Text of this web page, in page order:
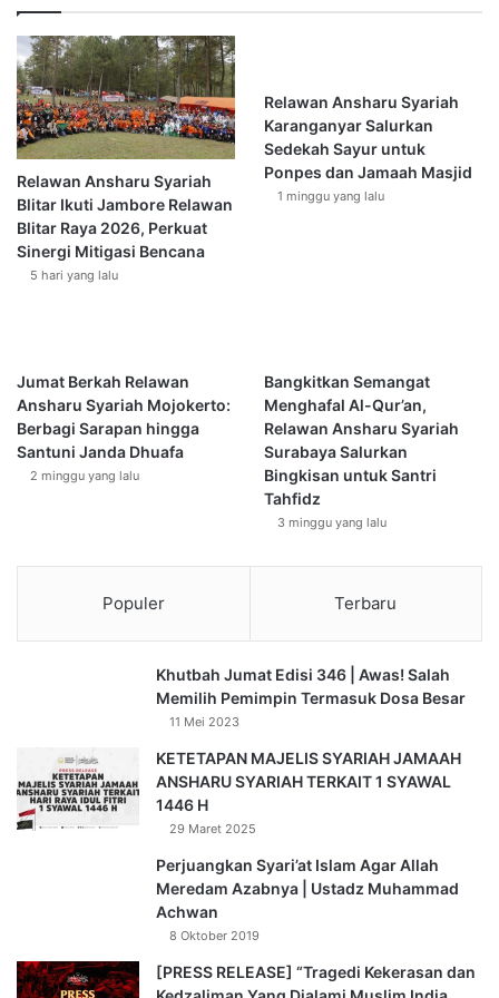
memabukkan yang bisa merusak kesehatan manusia.
Namun alasan kesehatan akan kehilangan relevansi kalau
khamar diminum oleh orang atau masyarakat di daerah
yang mempunyai cuaca yang sangat dingin seperti di
daerah Eskimo, misalnya.
Hal yang sama berlaku terhadap daging babi. Kalau dahulu
orang mencari sebab-sebab keharaman babi lebih karena
mengandung cacing pita yang bisa mengganggu
kesehatan, tetapi dengan perkembangan teknologi
mutakhir cacing pita bisa dihilangkan dengan metode
Dalam ajaran Islam, keharaman dan kehalalan sesuatu
secara substansi merupakan otoritas mutlak yang dipunyai
AllahSubhanahu wa Taala
yang tidak boleh diotak atik akal
manusia yang terbatas. Manusia hanya boleh menduga-
duga maksud hakiki dari syari (Allah) tanpa harus
menyebutkan sebuah ketentuan: Janganlah kamu tanyakan
apa yang ditetapkan oleh Allah.
oleh Allah, baik berupa perintah maupun larangan.
Kekuatan iman seseorang menjadi penentu terhadap
mengharamkan sesuatu secara substansi (zat)nya, maka
bagi orang beriman seharusnya tidak bertanya, Mengapa
Allah mengharamkan ini?
Hal ini disebabkan apa yang disyariatkan Allah kepada
manusia adalah untuk kebaikan manusia itu sendiri. Maka
dari itu, kalau manusia melanggar hukum Allah, pasti akan
mendapatkan dampak negatif dari pelanggarannya itu.
m
a
t
a
d
i
B
a
Relawan Ansharu Syariah
Blitar Ikuti Jambore Relawan
Blitar Raya 2026, Perkuat
Sinergi Mitigasi Bencana
5 hari yang lalu
Relawan Ansharu Syariah
Karanganyar Salurkan
Sedekah Sayur untuk
Ponpes dan Jamaah Masjid
1 minggu yang lalu
Jumat Berkah Relawan
Ansharu Syariah Mojokerto:
Berbagi Sarapan hingga
Santuni Janda Dhuafa
2 minggu yang lalu
Bangkitkan Semangat
Menghafal Al-Qur’an,
Relawan Ansharu Syariah
Surabaya Salurkan
Bingkisan untuk Santri
Tahfidz
3 minggu yang lalu
Populer Terbaru
Khutbah Jumat Edisi 346 | Awas! Salah
Memilih Pemimpin Termasuk Dosa Besar
11 Mei 2023
KETETAPAN MAJELIS SYARIAH JAMAAH
ANSHARU SYARIAH TERKAIT 1 SYAWAL
1446 H
29 Maret 2025
Perjuangkan Syari’at Islam Agar Allah
Meredam Azabnya | Ustadz Muhammad
Achwan
8 Oktober 2019
[PRESS RELEASE] “Tragedi Kekerasan dan